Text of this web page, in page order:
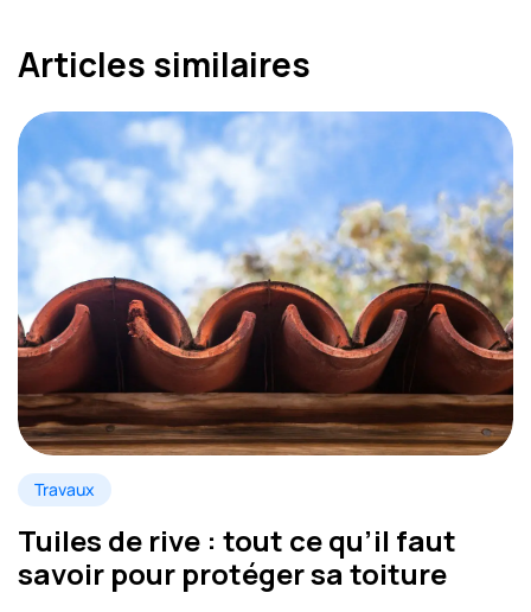
Articles similaires
Travaux
Tuiles de rive : tout ce qu’il faut
savoir pour protéger sa toiture